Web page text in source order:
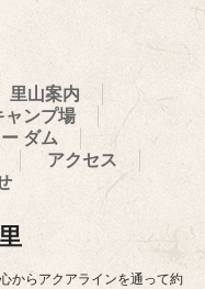
里山案内
ャンプ場
ダム
アクセス
からアクアラインを通って約